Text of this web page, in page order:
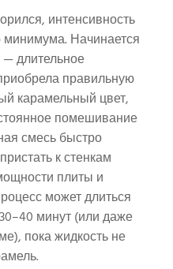
интенсивность
минимума. Начинается
длительное
правильную
карамельный цвет,
помешивание
смесь быстро
к стенкам
плиты и
может длиться
минут (или даже
пока жидкость не